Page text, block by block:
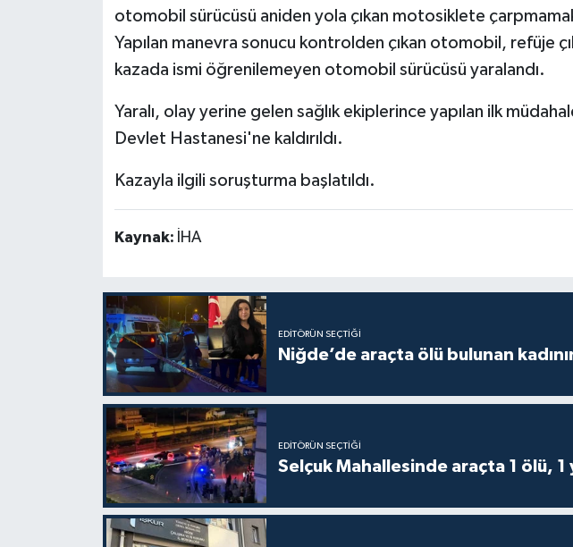
otomobil sürücüsü aniden yola çıkan motosiklete
Yapılan manevra sonucu kontrolden çıkan otomobil, refüje
kazada ismi öğrenilemeyen otomobil sürücüsü yaralandı.
Yaralı, olay yerine gelen sağlık ekiplerince yapılan ilk
Devlet Hastanesi'ne kaldırıldı.
Kazayla ilgili soruşturma başlatıldı.
Kaynak: İHA
EDITÖRÜN SEÇTIĞI
Niğde’de araçta ölü bulunan
EDITÖRÜN SEÇTIĞI
Selçuk Mahallesinde araçta 1 ölü, 1